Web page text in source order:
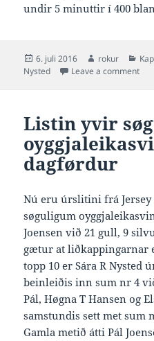
undir 5 minuttir í 400
Posted
on
6. juli 2016 Author
rokur
Nysted
Leave a commenton
Listin yvir
dagførdur
Nú eru úrslitini frá
søguligum
Joensen við 21 gull, 9
gætur at liðkappingarnar
topp 10 er Sára R Nysted
beinleiðis inn sum nr 4
Pál, Høgna T Hansen og
samstundis sett met sum
Gamla metið átti Pál